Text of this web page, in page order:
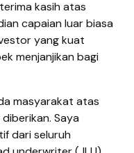
kasih atas
capaian luar biasa
yang kuat
menjanjikan bagi
masyarakat atas
Saya
dari seluruh